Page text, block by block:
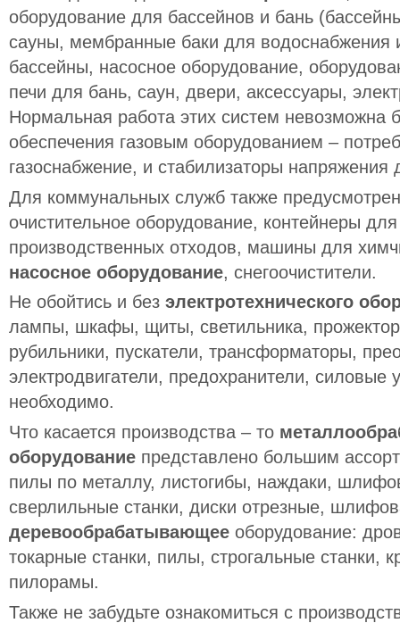
оборудование для бассейнов и бань
сауны, мембранные баки для водоснабжения
бассейны, насосное оборудование,
печи для бань, саун, двери, аксессуары,
Нормальная работа этих систем невозможна
обеспечения газовым оборудованием –
газоснабжение, и стабилизаторы напряжения
Для коммунальных служб также
очистительное оборудование, контейнеры
производственных отходов, машины для
насосное оборудование, снегоочистители.
Не обойтись и без электротехнического
лампы, шкафы, щиты, светильника,
рубильники, пускатели, трансформаторы,
электродвигатели, предохранители, силовые
необходимо.
Что касается производства – то
оборудование представлено большим
пилы по металлу, листогибы, наждаки,
сверлильные станки, диски отрезные,
деревообрабатывающее оборудование:
токарные станки, пилы, строгальные станки,
пилорамы.
Также не забудьте ознакомиться с